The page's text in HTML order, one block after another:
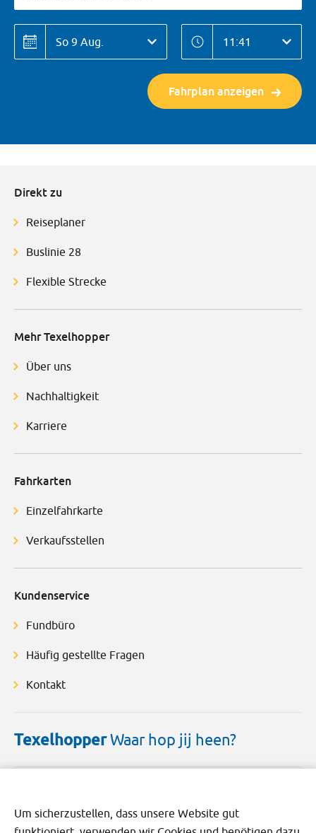
Datum
Datum
Zeitpunkt
Zeitpunkt
Fahrplan anzeigen
Direkt zu
Reiseplaner
Buslinie 28
Flexible Strecke
Mehr Texelhopper
Über uns
Nachhaltigkeit
Karriere
Fahrkarten
Einzelfahrkarte
Verkaufsstellen
Kundenservice
Fundbüro
Häufig gestellte Fragen
Kontakt
TexelhopperWaar hop jij heen?
Um sicherzustellen, dass unsere Website gut